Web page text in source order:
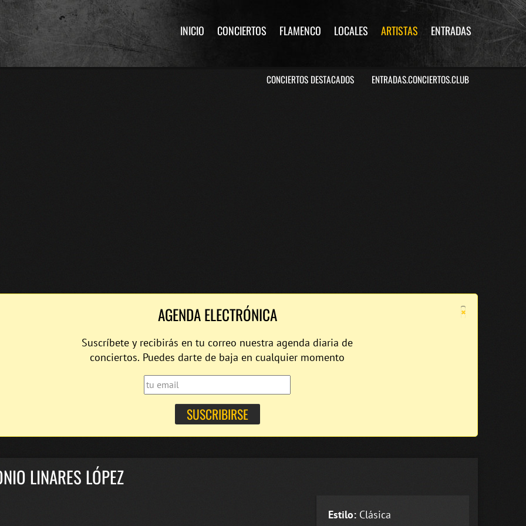
INICIO CONCIERTOS FLAMENCO LOCALES ARTISTAS ENTRADAS
CONCIERTOS DESTACADOS ENTRADAS.CONCIERTOS.CLUB
×
AGENDA ELECTRÓNICA
Suscríbete y recibirás en tu correo nuestra agenda diaria de
conciertos. Puedes darte de baja en cualquier momento
LINARES LÓPEZ
Estilo: Clásica